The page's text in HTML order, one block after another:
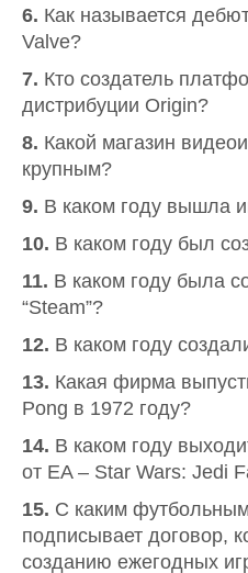
6. Как называется
Valve?
7. Кто создатель
дистрибуции Origin?
8. Какой магазин
крупным?
9. В каком году вышла
10. В каком году был
11. В каком году была
“Steam”?
12. В каком году
13. Какая фирма
Pong в 1972 году?
14. В каком году
от EA – Star Wars: Jedi
15. С каким
подписывает договор,
созданию ежегодных